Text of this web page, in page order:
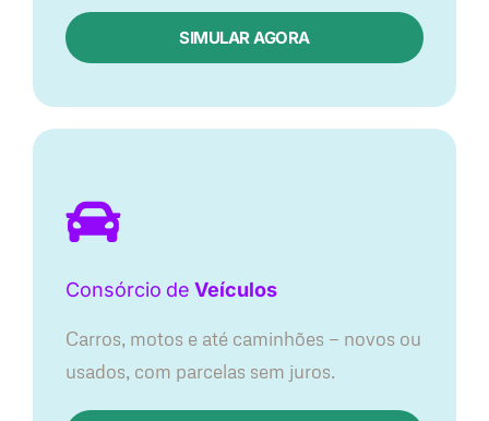
SIMULAR AGORA​
Consórcio de Veículos
Carros, motos e até caminhões — novos ou
usados, com parcelas sem juros.